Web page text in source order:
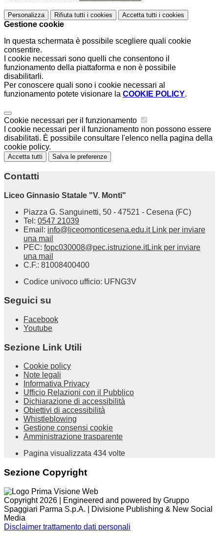
Personalizza Rifiuta tutti i cookies Accetta tutti i cookies
Gestione cookie
In questa schermata è possibile scegliere quali cookie
consentire.
I cookie necessari sono quelli che consentono il
funzionamento della piattaforma e non è possibile
disabilitarli.
Per conoscere quali sono i cookie necessari al
funzionamento potete visionare la COOKIE POLICY.
Cookie necessari per il funzionamento
I cookie necessari per il funzionamento non possono essere
disabilitati. È possibile consultare l'elenco nella pagina della
cookie policy.
Accetta tutti Salva le preferenze
Contatti
Liceo Ginnasio Statale "V. Monti"
Piazza G. Sanguinetti, 50 - 47521 - Cesena (FC)
Tel: 0547 21039
Email: info@liceomonticesena.edu.it Link per inviare
una mail
PEC: fopc030008@pec.istruzione.itLink per inviare
una mail
C.F.: 81008400400
Codice univoco ufficio: UFNG3V
Seguici su
Facebook
Youtube
Sezione Link Utili
Cookie policy
Note legali
Informativa Privacy
Ufficio Relazioni con il Pubblico
Dichiarazione di accessibilità
Obiettivi di accessibilità
Whistleblowing
Gestione consensi cookie
Amministrazione trasparente
Pagina visualizzata 434 volte
Sezione Copyright
Copyright 2026 | Engineered and powered by Gruppo
Spaggiari Parma S.p.A. | Divisione Publishing & New Social
Media
Disclaimer trattamento dati personali